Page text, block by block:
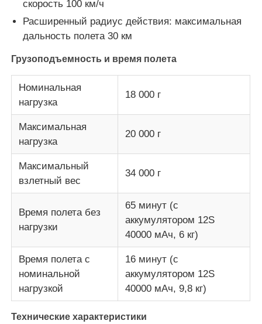
Трутень земледелия распыляя
Запчасти для дронов
Анти- прибор трутня
объем тепловизионной съемки
Дальномер лазера
скорость 100 км/ч
Расширенный радиус действия: максимальная
дальность полета 30 км
Грузоподъемность и время полета
Номинальная
нагрузка
18 000 г
Максимальная
нагрузка
20 000 г
Максимальный
взлетный вес
34 000 г
Время полета без
нагрузки
65 минут (с
аккумулятором 12S
40000 мАч, 6 кг)
Время полета с
номинальной
нагрузкой
16 минут (с
аккумулятором 12S
40000 мАч, 9,8 кг)
Технические характеристики